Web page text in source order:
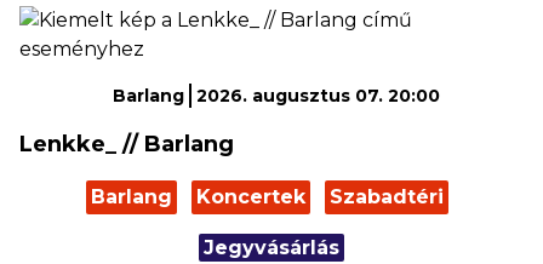
Barlang 2026. augusztus 07. 20:00
Lenkke_ // Barlang
Barlang Koncertek Szabadtéri
Jegyvásárlás